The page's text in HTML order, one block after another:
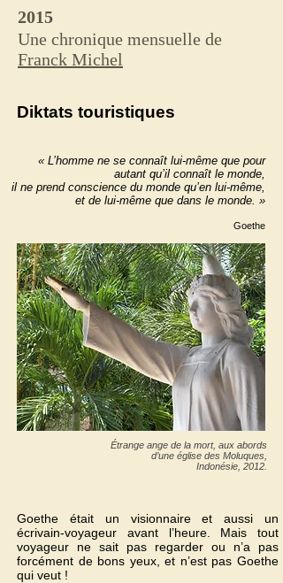
2015
Une chronique mensuelle de
Franck Michel
Diktats touristiques
« L’homme ne se connaît lui-même que pour
autant qu’il connaît le monde,
il ne prend conscience du monde qu’en lui-même,
et de lui-même que dans le monde. »
Goethe
Étrange ange de la mort, aux abords
d’une église des Moluques,
Indonésie, 2012.
Goethe était un visionnaire et aussi un
écrivain-voyageur avant l’heure. Mais tout
voyageur ne sait pas regarder ou n’a pas
forcément de bons yeux, et n’est pas Goethe
qui veut !